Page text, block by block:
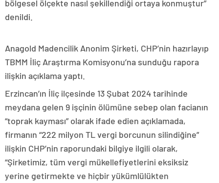
bölgesel ölçekte nasıl şekillendiği ortaya konmuştur”
denildi.
Anagold Madencilik Anonim Şirketi, CHP’nin hazırlayıp
TBMM İliç Araştırma Komisyonu’na sunduğu rapora
ilişkin açıklama yaptı.
Erzincan’ın İliç ilçesinde 13 Şubat 2024 tarihinde
meydana gelen 9 işçinin ölümüne sebep olan facianın
“toprak kayması” olarak ifade edien açıklamada,
firmanın “222 milyon TL vergi borcunun silindiğine”
ilişkin CHP’nin raporundaki bilgiye ilgili olarak,
“Şirketimiz, tüm vergi mükellefiyetlerini eksiksiz
yerine getirmekte ve hiçbir yükümlülükten